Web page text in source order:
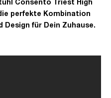
Consento Triest High
perfekte Kombination
Design für Dein Zuhause.